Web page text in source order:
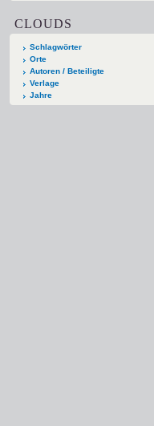
CLOUDS
Schlagwörter
Orte
Autoren / Beteiligte
Verlage
Jahre